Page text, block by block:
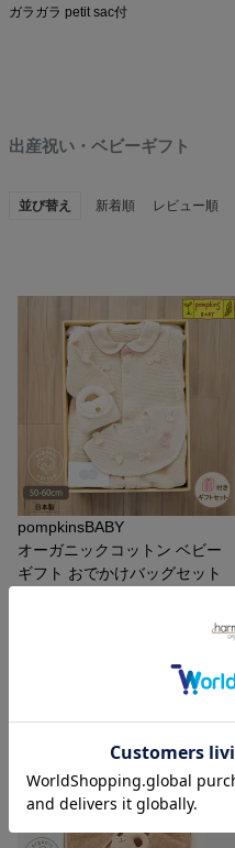
ガラガラ petit sac付
出産祝い・ベビーギフト
並び替え 新着順 レビュー順
pompkinsBABY
オーガニックコットン ベビー
ギフト おでかけバッグセット